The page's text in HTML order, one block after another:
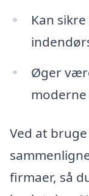
Kan
Øger
Ved at
firmaer, så